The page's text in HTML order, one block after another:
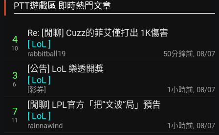
PTT遊戲區 即時熱門文章
4
10
Re: [閒聊] Cuzz的菲艾僅打出 1K傷害
[ LoL]
rabbitball19 50分鐘前, 08/07
3
6
[公告] LoL 樂透開獎
[ LoL]
[彩券] 1小時前, 08/07
7
11
[閒聊] LPL官方「把“文波”局」預告
[ LoL]
rainnawind 1小時前, 08/07